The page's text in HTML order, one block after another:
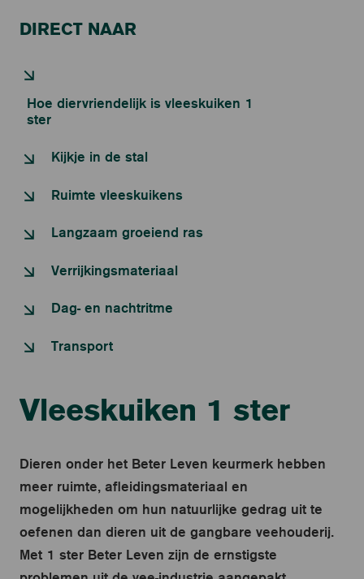
DIRECT NAAR
Hoe diervriendelijk is vleeskuiken 1
ster
Kijkje in de stal
Ruimte vleeskuikens
Langzaam groeiend ras
Verrijkingsmateriaal
Dag- en nachtritme
Transport
Vleeskuiken 1 ster
Dieren onder het Beter Leven keurmerk hebben
meer ruimte, afleidingsmateriaal en
mogelijkheden om hun natuurlijke gedrag uit te
oefenen dan dieren uit de gangbare veehouderij.
Met 1 ster Beter Leven zijn de ernstigste